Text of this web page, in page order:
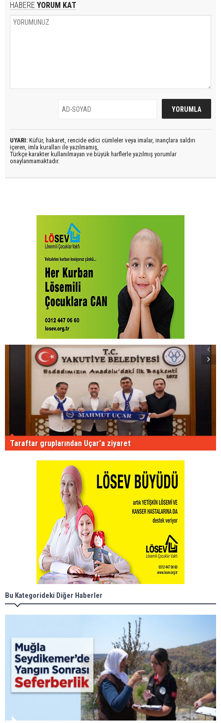
HABERE YORUM KAT
UYARI: Küfür, hakaret, rencide edici cümleler veya imalar, inançlara saldırı
içeren, imla kuralları ile yazılmamış,
Türkçe karakter kullanılmayan ve büyük harflerle yazılmış yorumlar
onaylanmamaktadır.
Taraftar gruplarından Uçar'a ziyaret
Bu Kategorideki Diğer Haberler